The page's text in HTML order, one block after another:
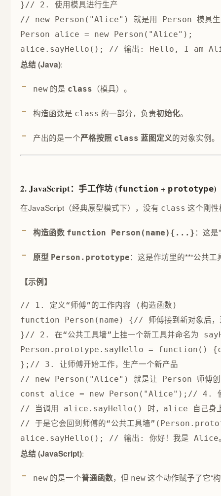
}
// new Person("Alice") 就是用 Person 模具生产
Person alice = new Person( "Alice");
alice.sayHello();
总结 (Java):
new 的是 class （模具）。
构造函数是 class 的一部分，负责初始化。
产出的是一个严格按照 class 蓝图定义的对象实例。
2. JavaScript：手工作坊 (function + prototype)
在JavaScript（经典原型模式下），没有 class 这个刚性
构造函数 function Person(name){...}：这
原型 Person.prototype：这是作坊里的**“公共
【示例】
function
Person( name) {// 师傅接到新对象后，
}// 2. 在“公共工具墙”上挂一个新工具并命名为
Person.prototype.sayHello = function( ) {
};
const alice = new Person( "Alice");
// 于是它会回到师傅的“公共工具墙
alice.sayHello();
总结 (JavaScript):
new 的是一个普通函数，但 new 这个动作赋予了它“